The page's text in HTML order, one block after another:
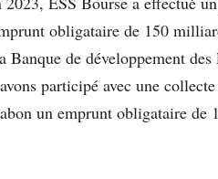
obligataire de 150
Banque de développement
participé avec une
un emprunt obligataire